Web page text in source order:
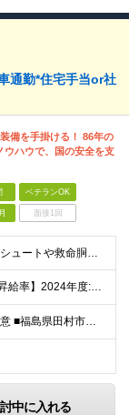
通勤*住宅手当or社
備を手掛ける！ 86年の
ウハウで、国の安全を支
ベテランOK
面接1回
業界未経験の方も歓迎！パラシュートや救命胴衣などの知識がなくても全く問題ありません！ ★以下のいずれかに当てはまる方を歓迎します！ 【1】メーカーでの技術開発・設計経験をお持ちの方 ⇒「少しだけ開発
2025年度賞与6.5か月分／【昇給率】2024年度:5％ 2025年度：6％（昇給年1回） 月給25万円～35万円 ※経験に応じて給与は変動します。 想定年収400万円～600万円 【各種手当
★住宅手当または社宅をご用意 ■福島県田村市大越町上大越字後原10-71 ■東京都品川区荏原2-4-46 ※マイカー通勤OK（駐車場有） (変更の範囲)上記を除く当社関連勤務地
中に入れる